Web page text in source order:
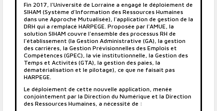
Fin 2017, l'Université de Lorraine a engagé le déploiement de
SIHAM (Système d'Information des Ressources Humaines
dans une Approche Mutualisée), l'application de gestion de la
DRH qui a remplacé HARPEGE. Proposée par l'AMUE, la
solution SIHAM couvre l'ensemble des processus RH de
l'établissement (la Gestion Administrative (GA), la gestion
des carrières, la Gestion Prévisionnelles des Emplois et
Compétences (GPEC), la vie institutionnelle, la Gestion des
Temps et Activités (GTA), la gestion des paies, la
dématérialisation et le pilotage), ce que ne faisait pas
HARPEGE.
Le déploiement de cette nouvelle application, menée
conjointement par la Direction du Numérique et la Direction
des Ressources Humaines, a nécessité de :